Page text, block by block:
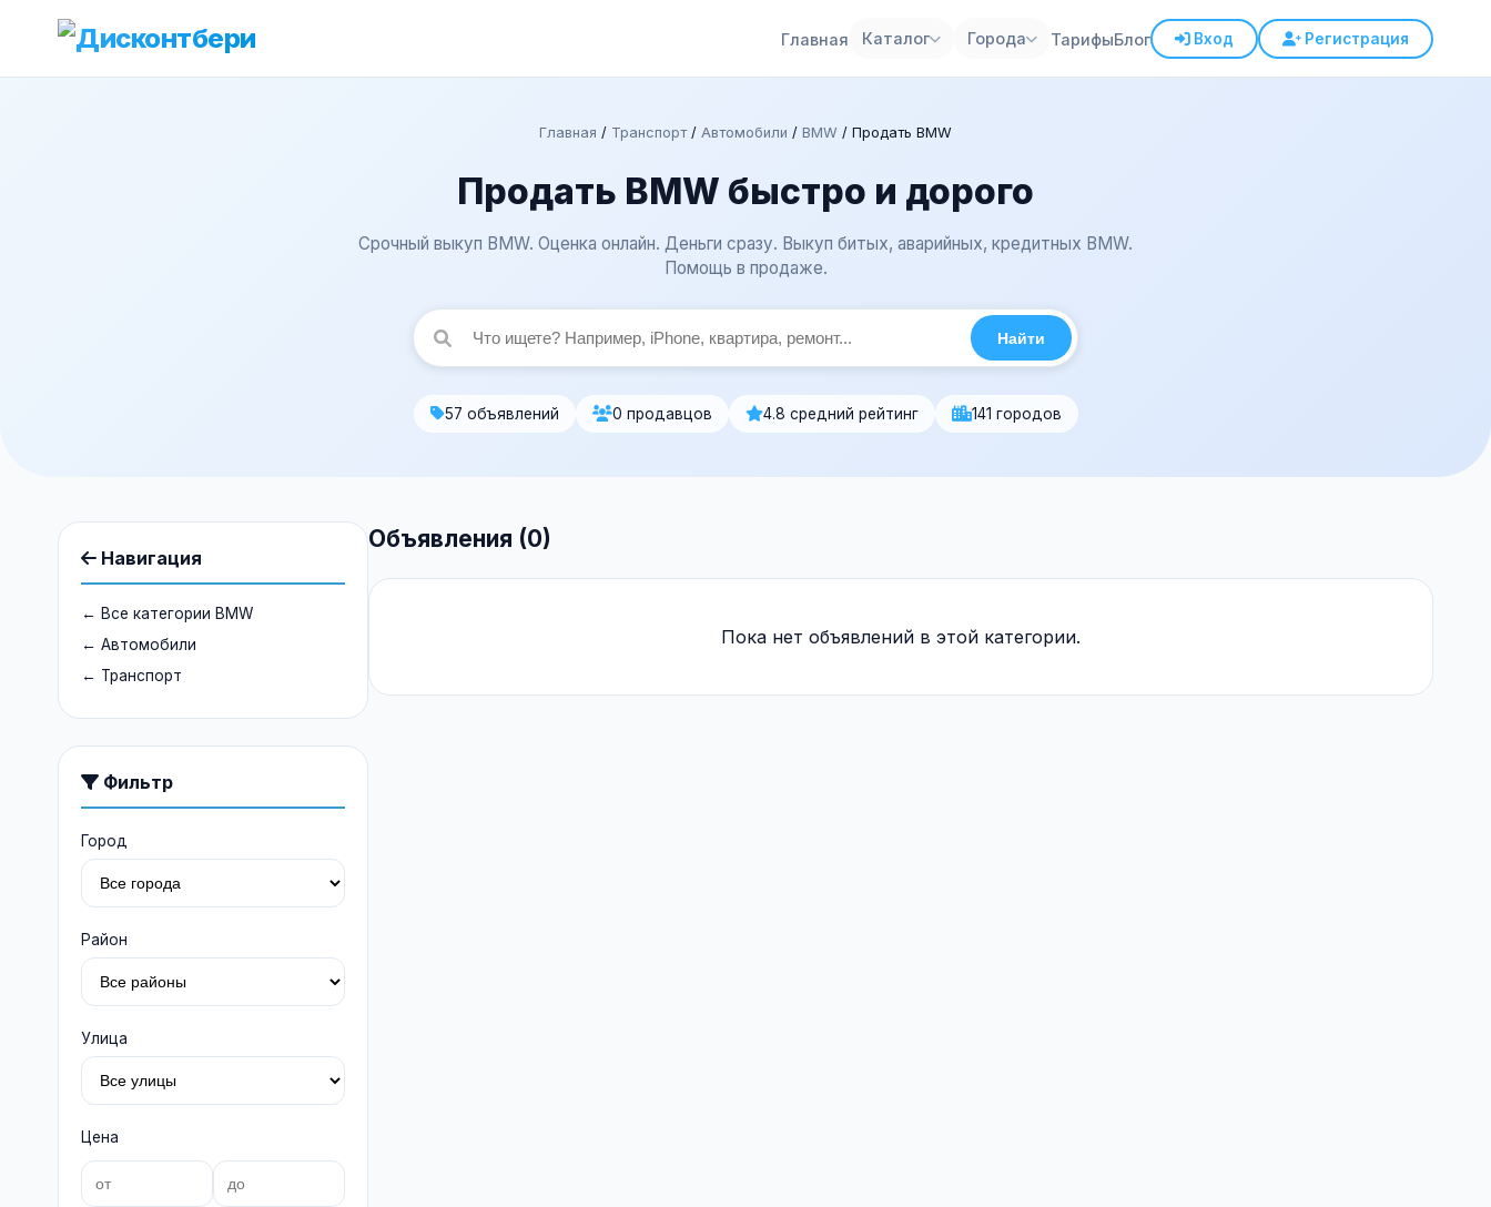
Главная Каталог Города ТарифыБлог Вход Регистрация
Главная / Транспорт/ Автомобили / BMW / Продать BMW
Продать BMW быстро и дорого
Срочный выкуп BMW. Оценка онлайн. Деньги сразу. Выкуп битых, аварийных, кредитных BMW.
Помощь в продаже.
Найти
57 объявлений 0 продавцов 4.8 средний рейтинг 141 городов
Навигация
← Все категории BMW
← Автомобили
← Транспорт
Фильтр
Город
Район
Улица
Цена
Объявления (0)
Пока нет объявлений в этой категории.